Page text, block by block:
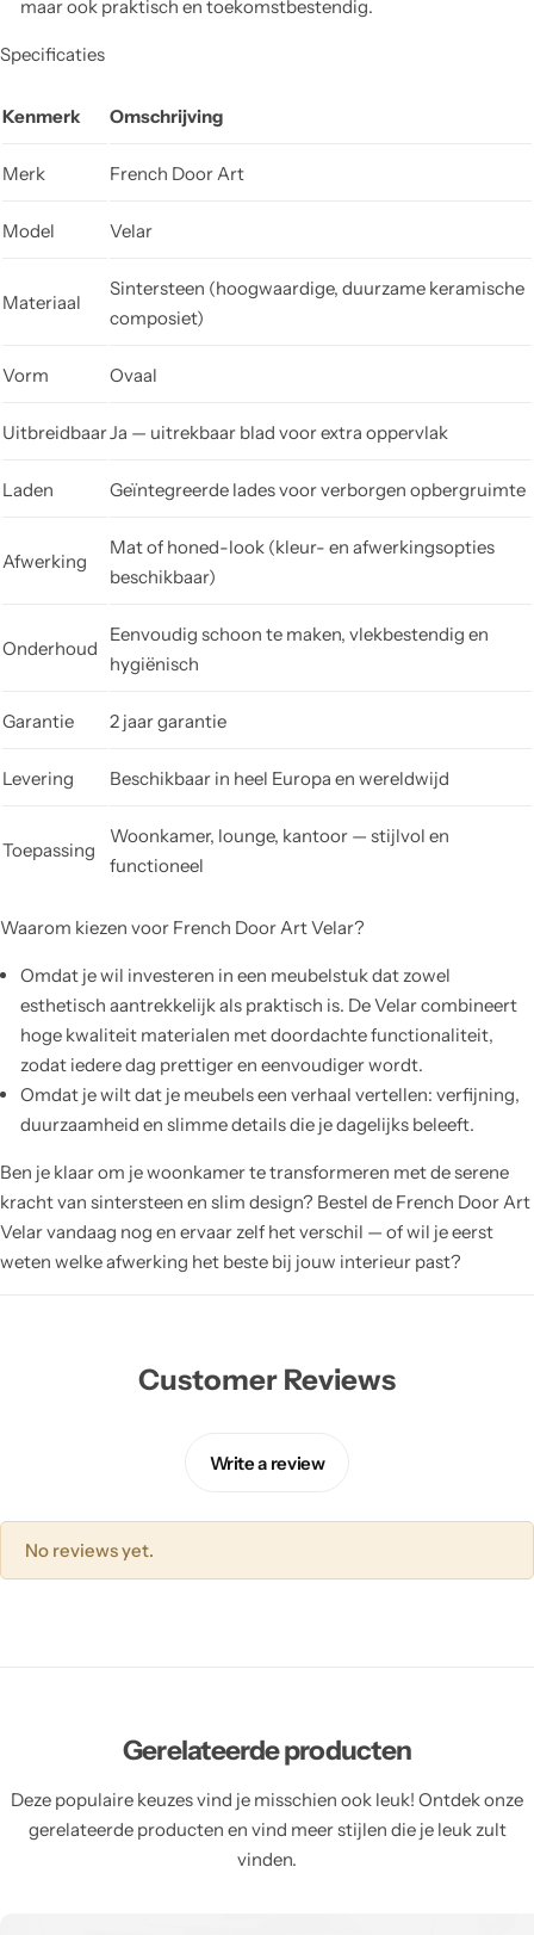
maar ook praktisch en toekomstbestendig.
Specificaties
Kenmerk Omschrijving
Merk French Door Art
Model Velar
Materiaal
Sintersteen (hoogwaardige, duurzame keramische
composiet)
Vorm Ovaal
UitbreidbaarJa — uitrekbaar blad voor extra oppervlak
Laden Geïntegreerde lades voor verborgen opbergruimte
Afwerking
Mat of honed-look (kleur- en afwerkingsopties
beschikbaar)
Onderhoud
Eenvoudig schoon te maken, vlekbestendig en
hygiënisch
Garantie 2 jaar garantie
Levering Beschikbaar in heel Europa en wereldwijd
Toepassing
Woonkamer, lounge, kantoor — stijlvol en
functioneel
Waarom kiezen voor French Door Art Velar?
Omdat je wil investeren in een meubelstuk dat zowel
esthetisch aantrekkelijk als praktisch is. De Velar combineert
hoge kwaliteit materialen met doordachte functionaliteit,
zodat iedere dag prettiger en eenvoudiger wordt.
Omdat je wilt dat je meubels een verhaal vertellen: verfijning,
duurzaamheid en slimme details die je dagelijks beleeft.
Ben je klaar om je woonkamer te transformeren met de serene
kracht van sintersteen en slim design? Bestel de French Door Art
Velar vandaag nog en ervaar zelf het verschil — of wil je eerst
weten welke afwerking het beste bij jouw interieur past?
Customer Reviews
Write a review
No reviews yet.
Gerelateerde producten
Deze populaire keuzes vind je misschien ook leuk! Ontdek onze
gerelateerde producten en vind meer stijlen die je leuk zult
vinden.